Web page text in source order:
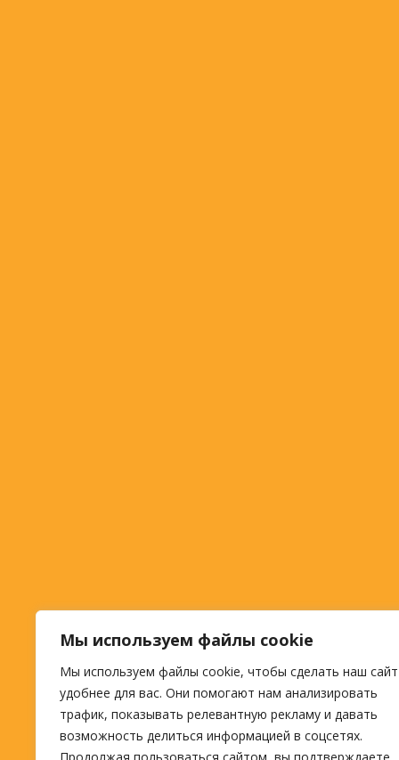
Мы используем файлы cookie
Мы используем файлы cookie, чтобы сделать наш сайт
удобнее для вас. Они помогают нам анализировать
трафик, показывать релевантную рекламу и давать
возможность делиться информацией в соцсетях.